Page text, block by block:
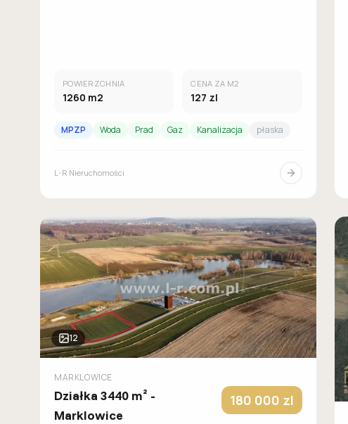
POWIERZCHNIA
1260 m2
CENA ZA M2
127 zl
MPZP Woda Prad Gaz Kanalizacja płaska
L-R Nieruchomości
12
MARKLOWICE
Działka 3440 m² -
Marklowice
180 000 zl